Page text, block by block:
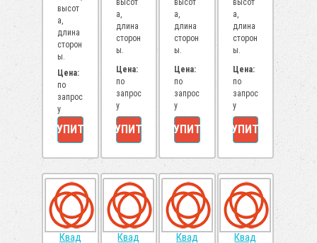
высот
а,
длина
сторон
ы.
Цена:
по
запрос
у
КУПИТЬ
высот
а,
длина
сторон
ы.
Цена:
по
запрос
у
КУПИТЬ
высот
а,
длина
сторон
ы.
Цена:
по
запрос
у
КУПИТЬ
высот
а,
длина
сторон
ы.
Цена:
по
запрос
у
КУПИТЬ
Квад
Квад
Квад
Квад